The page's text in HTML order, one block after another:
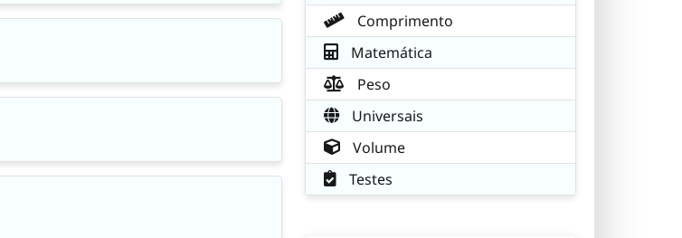
Comprimento
Matemática
Peso
Universais
Volume
Testes